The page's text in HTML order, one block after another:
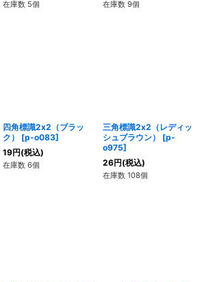
在庫数 5個 在庫数 9個
四角標識2x2（ブラッ
ク）
[p-o083]
19円(税込)
在庫数 6個
三角標識2x2（レディッ
シュブラウン）
[p-
o975]
26円(税込)
在庫数 108個